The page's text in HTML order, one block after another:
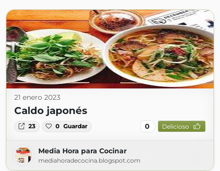
21 enero 2023
Caldo japonés
23 0 Guardar 0 Delicioso
Media Hora para Cocinar
mediahoradecocina.blogspot.com